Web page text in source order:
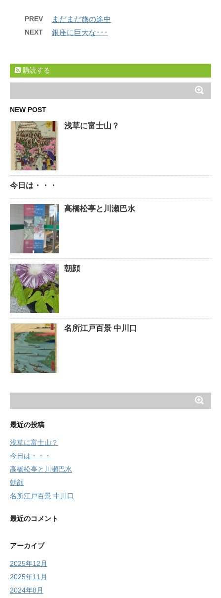
PREV まだまだ旅の途中
NEXT 銀座に巨大な･･･
購読する
NEW POST
浅草に富士山？
今日は・・・
高橋松亭と川瀬巴水
朝顔
名所江戸百景 中川口
最近の投稿
浅草に富士山？
今日は・・・
高橋松亭と川瀬巴水
朝顔
名所江戸百景 中川口
最近のコメント
アーカイブ
2025年12月
2025年11月
2024年8月